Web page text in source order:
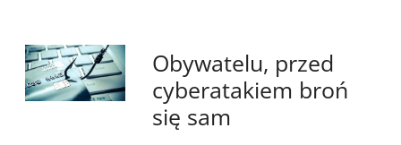
Obywatelu, przed
cyberatakiem broń
się sam